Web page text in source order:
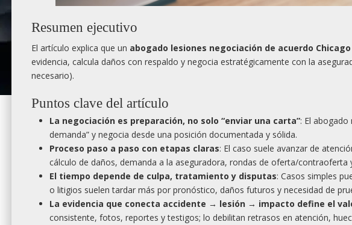
Resumen ejecutivo
El artículo explica que un abogado lesiones negociación de acuerdo Chicago
evidencia, calcula daños con respaldo y negocia estratégicamente con la
necesario).
Puntos clave del artículo
La negociación es preparación, no solo “enviar una carta”: El abogado
demanda” y negocia desde una posición documentada y sólida.
Proceso paso a paso con etapas claras: El caso suele avanzar de
cálculo de daños, demanda a la aseguradora, rondas de oferta/contraoferta
El tiempo depende de culpa, tratamiento y disputas: Casos simples
o litigios suelen tardar más por pronóstico, daños futuros y necesidad de
La evidencia que conecta accidente → lesión → impacto define el
consistente, fotos, reportes y testigos; lo debilitan retrasos en atención,